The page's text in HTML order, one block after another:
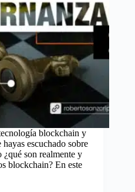
blockchain y
escuchado sobre
¿qué son realmente y
blockchain? En este